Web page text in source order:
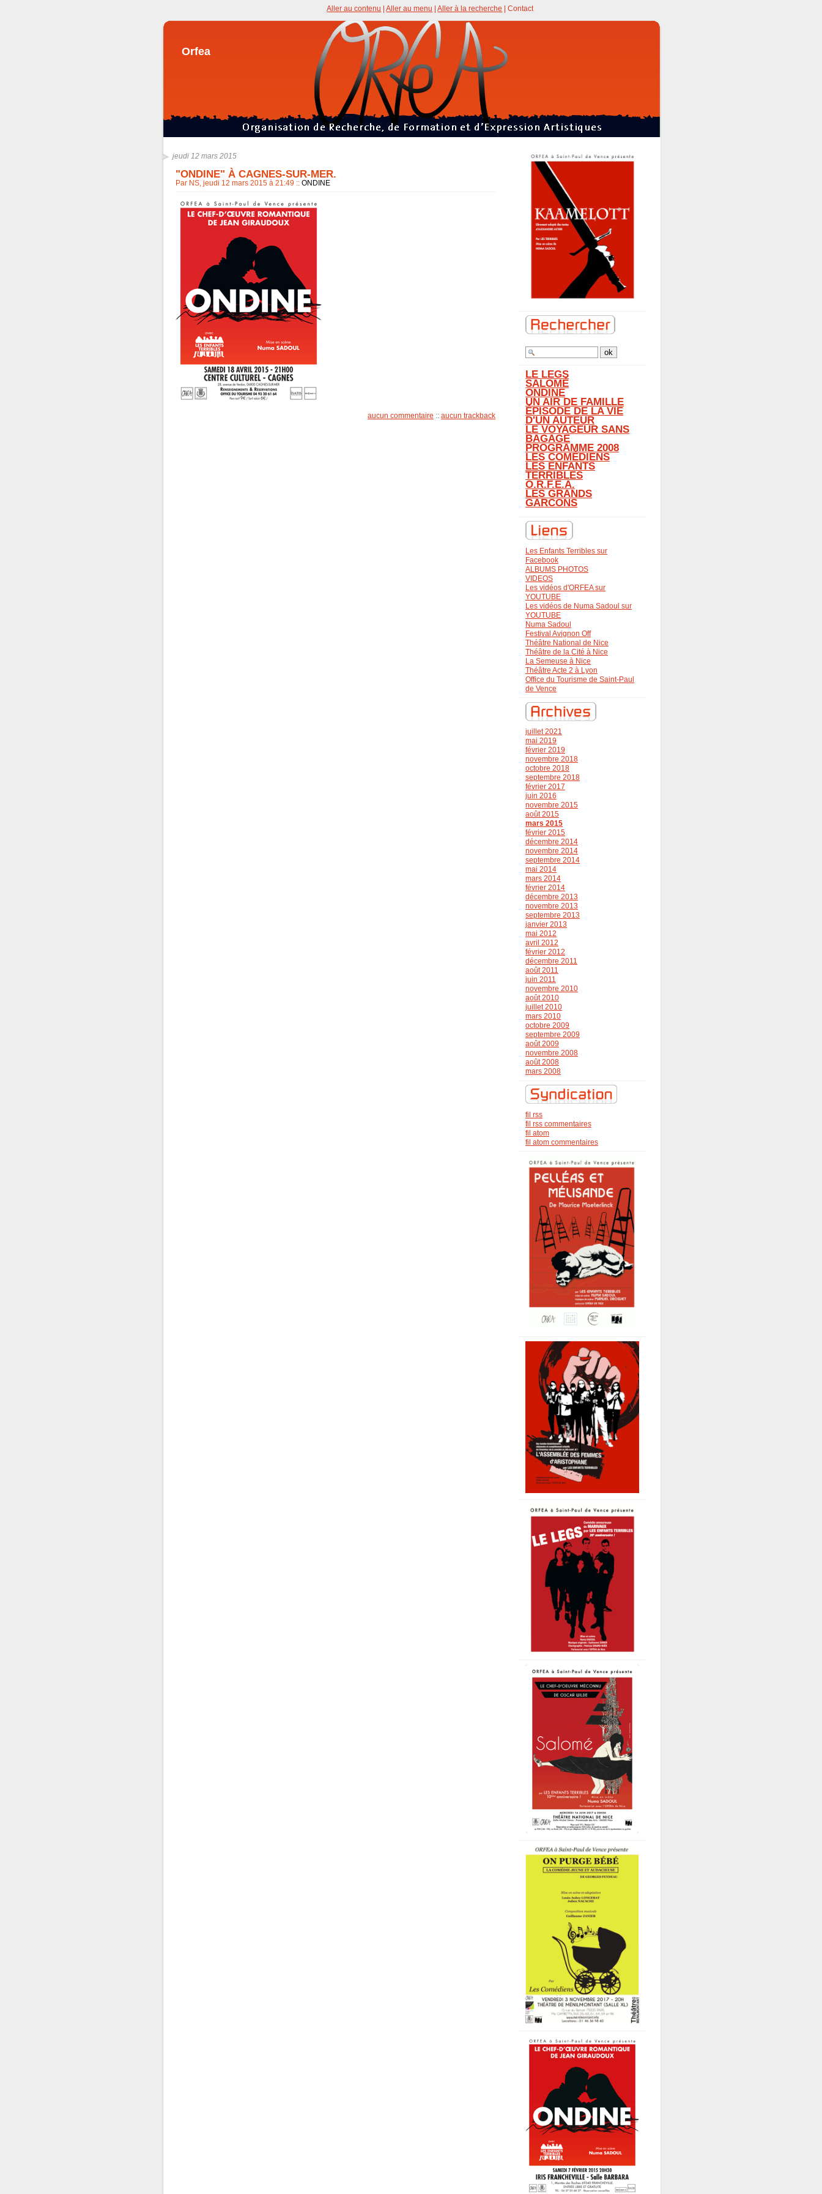
Orfea
Aller au contenu |Aller au menu |Aller à la recherche |Contact
jeudi 12 mars 2015
"ONDINE" À CAGNES-SUR-MER.
Par NS, jeudi 12 mars 2015 à 21:49 :: ONDINE
aucun commentaire :: aucun trackback
LE LEGS
SALOMÉ
ONDINE
UN AIR DE FAMILLE
ÉPISODE DE LA VIE
D'UN AUTEUR
LE VOYAGEUR SANS
BAGAGE
PROGRAMME 2008
LES COMÉDIENS
LES ENFANTS
TERRIBLES
O.R.F.E.A.
LES GRANDS
GARCONS
Les Enfants Terribles sur
Facebook
ALBUMS PHOTOS
VIDEOS
Les vidéos d'ORFEA sur
YOUTUBE
Les vidéos de Numa Sadoul sur
YOUTUBE
Numa Sadoul
Festival Avignon Off
Théâtre National de Nice
Théâtre de la Cité à Nice
La Semeuse à Nice
Théâtre Acte 2 à Lyon
Office du Tourisme de Saint-Paul
de Vence
juillet 2021
mai 2019
février 2019
novembre 2018
octobre 2018
septembre 2018
février 2017
juin 2016
novembre 2015
août 2015
mars 2015
février 2015
décembre 2014
novembre 2014
septembre 2014
mai 2014
mars 2014
février 2014
décembre 2013
novembre 2013
septembre 2013
janvier 2013
mai 2012
avril 2012
février 2012
décembre 2011
août 2011
juin 2011
novembre 2010
août 2010
juillet 2010
mars 2010
octobre 2009
septembre 2009
août 2009
novembre 2008
août 2008
mars 2008
fil rss
fil rss commentaires
fil atom
fil atom commentaires